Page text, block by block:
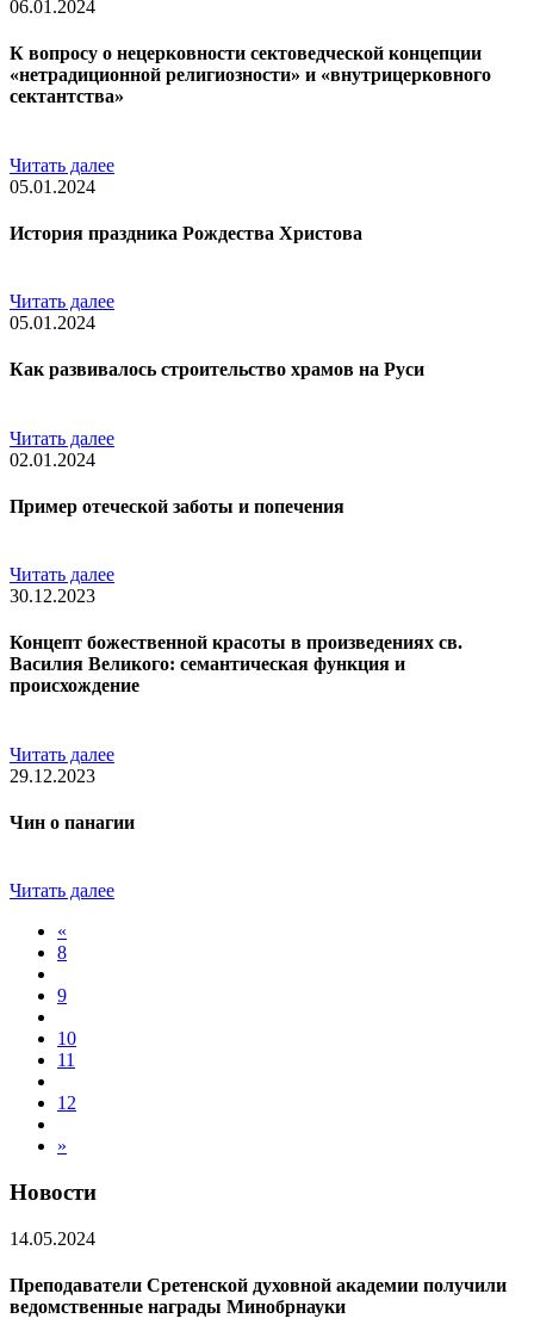
06.01.2024
К вопросу о нецерковности сектоведческой концепции
«нетрадиционной религиозности» и «внутрицерковного
сектантства»
Читать далее
05.01.2024
История праздника Рождества Христова
Читать далее
05.01.2024
Как развивалось строительство храмов на Руси
Читать далее
02.01.2024
Пример отеческой заботы и попечения
Читать далее
30.12.2023
Концепт божественной красоты в произведениях св.
Василия Великого: семантическая функция и
происхождение
Читать далее
29.12.2023
Чин о панагии
Читать далее
«
8
9
10
11
12
»
Новости
14.05.2024
Преподаватели Сретенской духовной академии получили
ведомственные награды Минобрнауки